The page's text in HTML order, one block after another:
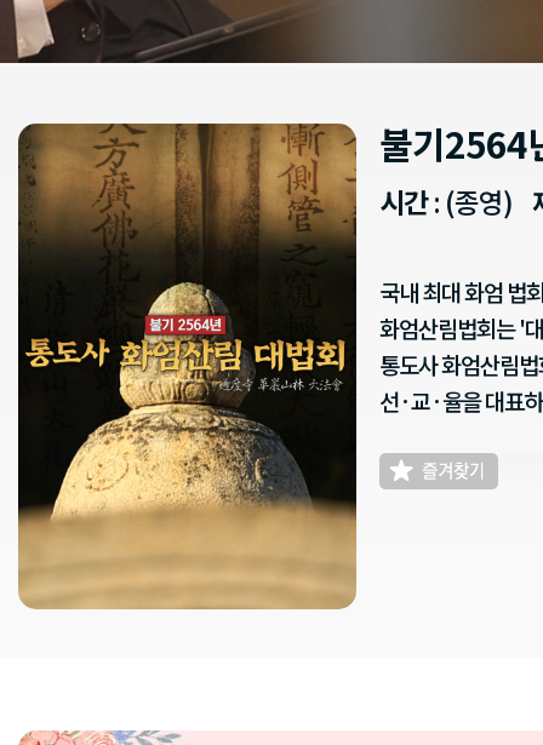
불기2564
시간: (종영)
국내 최대 화엄 법
화엄산림법회는 '
통도사 화엄산림
선·교·율을 대표